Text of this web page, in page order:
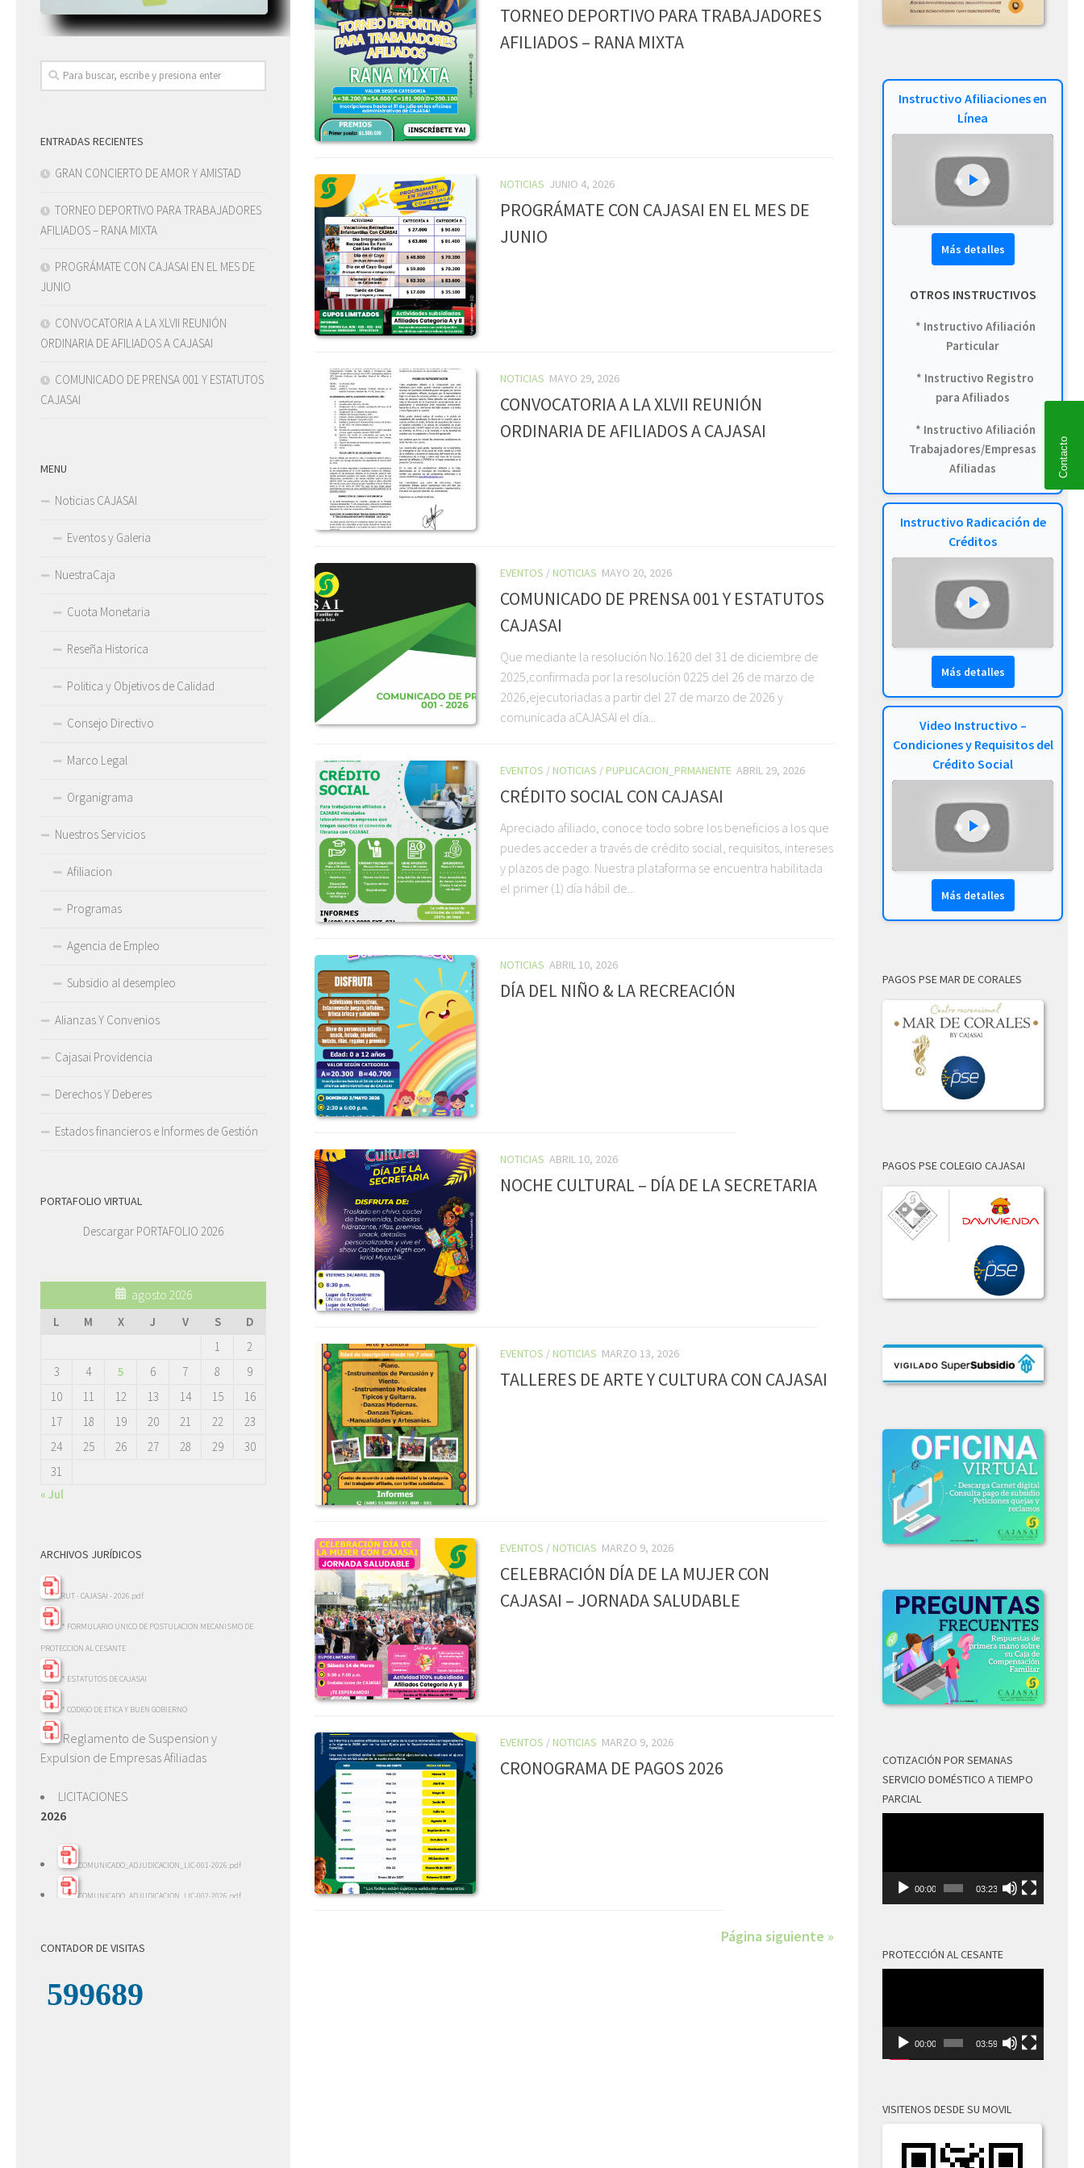
TORNEO DEPORTIVO PARA TRABAJADORES
AFILIADOS – RANA MIXTA
NOTICIAS JUNIO 4, 2026
PROGRÁMATE CON CAJASAI EN EL MES DE
JUNIO
NOTICIAS MAYO 29, 2026
CONVOCATORIA A LA XLVII REUNIÓN
ORDINARIA DE AFILIADOS A CAJASAI
EVENTOS / NOTICIAS MAYO 20, 2026
COMUNICADO DE PRENSA 001 Y ESTATUTOS
CAJASAI
Que mediante la resolución No.1620 del 31 de diciembre de
2025,confirmada por la resolución 0225 del 26 de marzo de
2026,ejecutoriadas a partir del 27 de marzo de 2026 y
comunicada aCAJASAI el día...
EVENTOS / NOTICIAS / PUPLICACION_PRMANENTE ABRIL 29, 2026
CRÉDITO SOCIAL CON CAJASAI
Apreciado afiliado, conoce todo sobre los beneficios a los que
puedes acceder a través de crédito social, requisitos, intereses
y plazos de pago. Nuestra plataforma se encuentra habilitada
el primer (1) día hábil de...
NOTICIAS ABRIL 10, 2026
DÍA DEL NIÑO & LA RECREACIÓN
NOTICIAS ABRIL 10, 2026
NOCHE CULTURAL – DÍA DE LA SECRETARIA
EVENTOS / NOTICIAS MARZO 13, 2026
TALLERES DE ARTE Y CULTURA CON CAJASAI
EVENTOS / NOTICIAS MARZO 9, 2026
CELEBRACIÓN DÍA DE LA MUJER CON
CAJASAI – JORNADA SALUDABLE
EVENTOS / NOTICIAS MARZO 9, 2026
CRONOGRAMA DE PAGOS 2026
Página siguiente »
ENTRADAS RECIENTES
GRAN CONCIERTO DE AMOR Y AMISTAD
TORNEO DEPORTIVO PARA TRABAJADORES
AFILIADOS – RANA MIXTA
PROGRÁMATE CON CAJASAI EN EL MES DE
JUNIO
CONVOCATORIA A LA XLVII REUNIÓN
ORDINARIA DE AFILIADOS A CAJASAI
COMUNICADO DE PRENSA 001 Y ESTATUTOS
CAJASAI
MENU
Noticias CAJASAI
Eventos y Galeria
NuestraCaja
Cuota Monetaria
Reseña Historica
Politica y Objetivos de Calidad
Consejo Directivo
Marco Legal
Organigrama
Nuestros Servicios
Afiliacion
Programas
Agencia de Empleo
Subsidio al desempleo
Alianzas Y Convenios
Cajasai Providencia
Derechos Y Deberes
Estados financieros e Informes de Gestión
PORTAFOLIO VIRTUAL
Descargar PORTAFOLIO 2026
agosto 2026
L
M X J V S
D
1
2
3
4 5 6 7 8
9
10
11 12 13 14 15
16
17
18 19 20 21 22
23
24
25 26 27 28 29
30
31
« Jul
ARCHIVOS JURÍDICOS
RUT - CAJASAI - 2026.pdf
* FORMULARIO UNICO DE POSTULACION MECANISMO DE
PROTECCION AL CESANTE
* ESTATUTOS DE CAJASAI
* CODIGO DE ETICA Y BUEN GOBIERNO
Reglamento de Suspension y
Expulsion de Empresas Afiliadas
LICITACIONES
2026
COMUNICADO_ADJUDICACION_LIC-001-2026.pdf
COMUNICADO_ADJUDICACION_LIC-002-2026.pdf
LICITACION_DE_OFERTAS_002-2026.pdf
CONTADOR DE VISITAS
Instructivo Afiliaciones en
Línea
Más detalles
OTROS INSTRUCTIVOS
* Instructivo Afiliación
Particular
* Instructivo Registro
para Afiliados
* Instructivo Afiliación
Trabajadores/Empresas
Afiliadas
Instructivo Radicación de
Créditos
Más detalles
Video Instructivo –
Condiciones y Requisitos del
Crédito Social
Más detalles
PAGOS PSE MAR DE CORALES
PAGOS PSE COLEGIO CAJASAI
COTIZACIÓN POR SEMANAS
SERVICIO DOMÉSTICO A TIEMPO
PARCIAL
00:00 03:23
PROTECCIÓN AL CESANTE
00:00 03:59
VISITENOS DESDE SU MOVIL
Contacto